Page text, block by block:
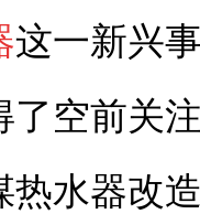
这一新兴
了空前关
热水器改